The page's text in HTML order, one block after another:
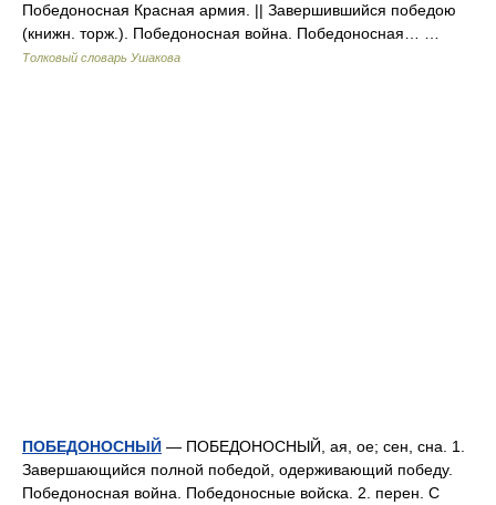
Победоносная Красная армия. || Завершившийся победою
(книжн. торж.). Победоносная война. Победоносная… …
Толковый словарь Ушакова
ПОБЕДОНОСНЫЙ — ПОБЕДОНОСНЫЙ, ая, ое; сен, сна. 1.
Завершающийся полной победой, одерживающий победу.
Победоносная война. Победоносные войска. 2. перен. С